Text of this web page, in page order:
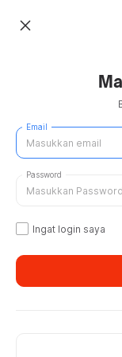
close
Email
Password
Ingat login saya